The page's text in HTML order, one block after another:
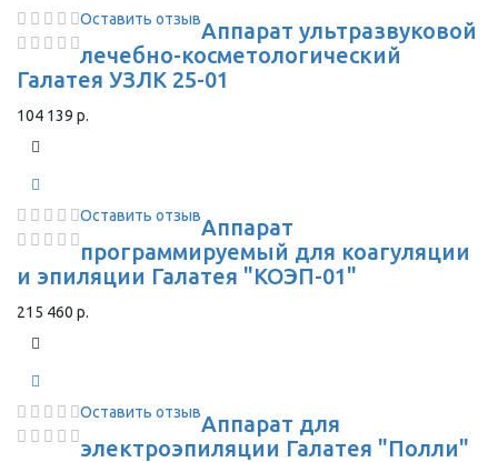
Оставить отзывАппарат ультразвуковой
лечебно-косметологический
Галатея УЗЛК 25-01
104 139 р.
Оставить отзывАппарат
программируемый для коагуляции
и эпиляции Галатея "КОЭП-01"
215 460 р.
Оставить отзывАппарат для
электроэпиляции Галатея "Полли"